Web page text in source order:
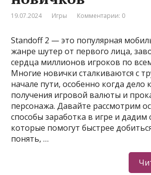
19.07.2024 Игры Комментарии: 0
Standoff 2 — это популярная
жанре шутер от первого лица,
сердца миллионов игроков по
Многие новички сталкиваются с
начале пути, особенно когда дело
получения игровой валюты и
персонажа. Давайте рассмотрим
способы заработка в игре и дадим
которые помогут быстрее
понять, …